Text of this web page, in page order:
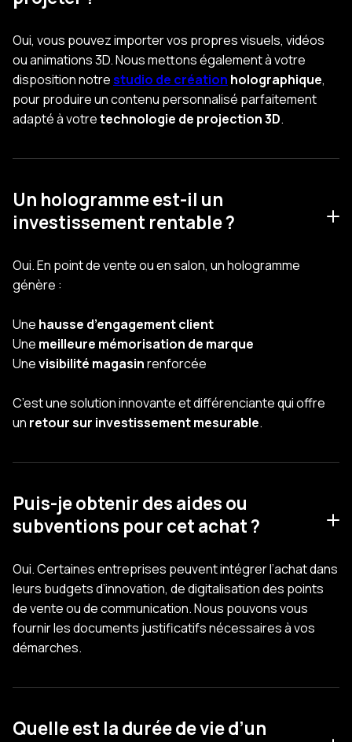
Oui, vous pouvez importer vos propres visuels, vidéos
ou animations 3D. Nous mettons également à votre
disposition notrestudio de création holographique,
pour produire un contenu personnalisé parfaitement
adapté à votretechnologie de projection 3D.
Un hologramme est-il un
investissement rentable ?
Oui. En point de vente ou en salon, un hologramme
génère :
Une hausse d’engagement client
Une meilleure mémorisation de marque
Unevisibilité magasinrenforcée
C’est une solution innovante et différenciante qui offre
un retour sur investissement mesurable.
Puis-je obtenir des aides ou
subventions pour cet achat ?
Oui. Certaines entreprises peuvent intégrer l’achat dans
leurs budgets d’innovation, de digitalisation des points
de vente ou de communication. Nous pouvons vous
fournir les documents justificatifs nécessaires à vos
démarches.
Quelle est la durée de vie d’un